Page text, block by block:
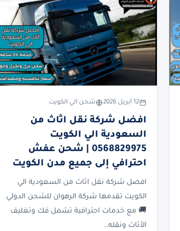
12 أبريل 2026 شحن الي الكويت
افضل شركة نقل اثاث من
السعودية الي الكويت
0568829975 | شحن عفش
احترافي إلى جميع مدن الكويت
افضل شركة نقل اثاث من السعودية الي
الكويت تقدمها شركة الرهوان للشحن الدولي
🚚 مع خدمات احترافية تشمل فك وتغليف
الأثاث ونقله…